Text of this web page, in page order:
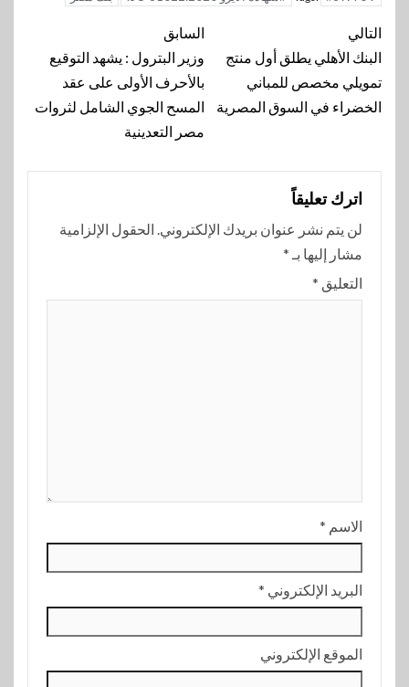
تنقل
المقالة
السابق
وزير البترول : يشهد التوقيع
بالأحرف الأولى على عقد
المسح الجوي الشامل لثروات
مصر التعدينية
التالي
البنك الأهلي يطلق أول منتج
تمويلي مخصص للمباني
الخضراء في السوق المصرية
اترك تعليقاً
لن يتم نشر عنوان بريدك الإلكتروني. الحقول الإلزامية
مشار إليها بـ *
التعليق *
الاسم *
البريد الإلكتروني *
الموقع الإلكتروني